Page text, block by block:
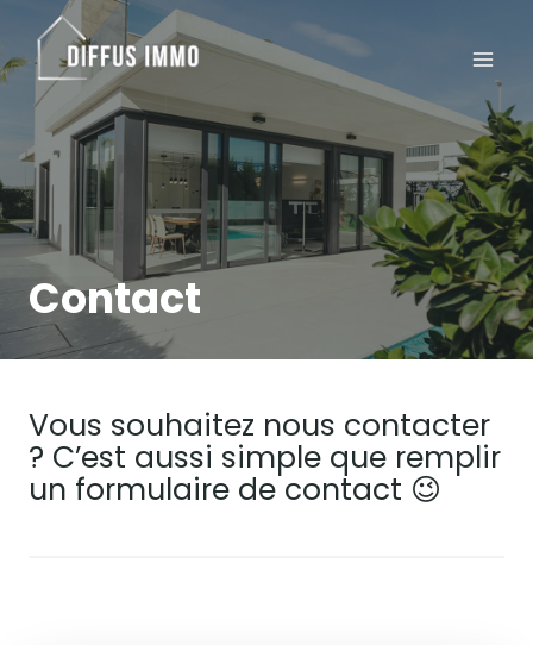
contenu
Contact
Vous souhaitez nous contacter
? C’est aussi simple que remplir
un formulaire de contact 😉